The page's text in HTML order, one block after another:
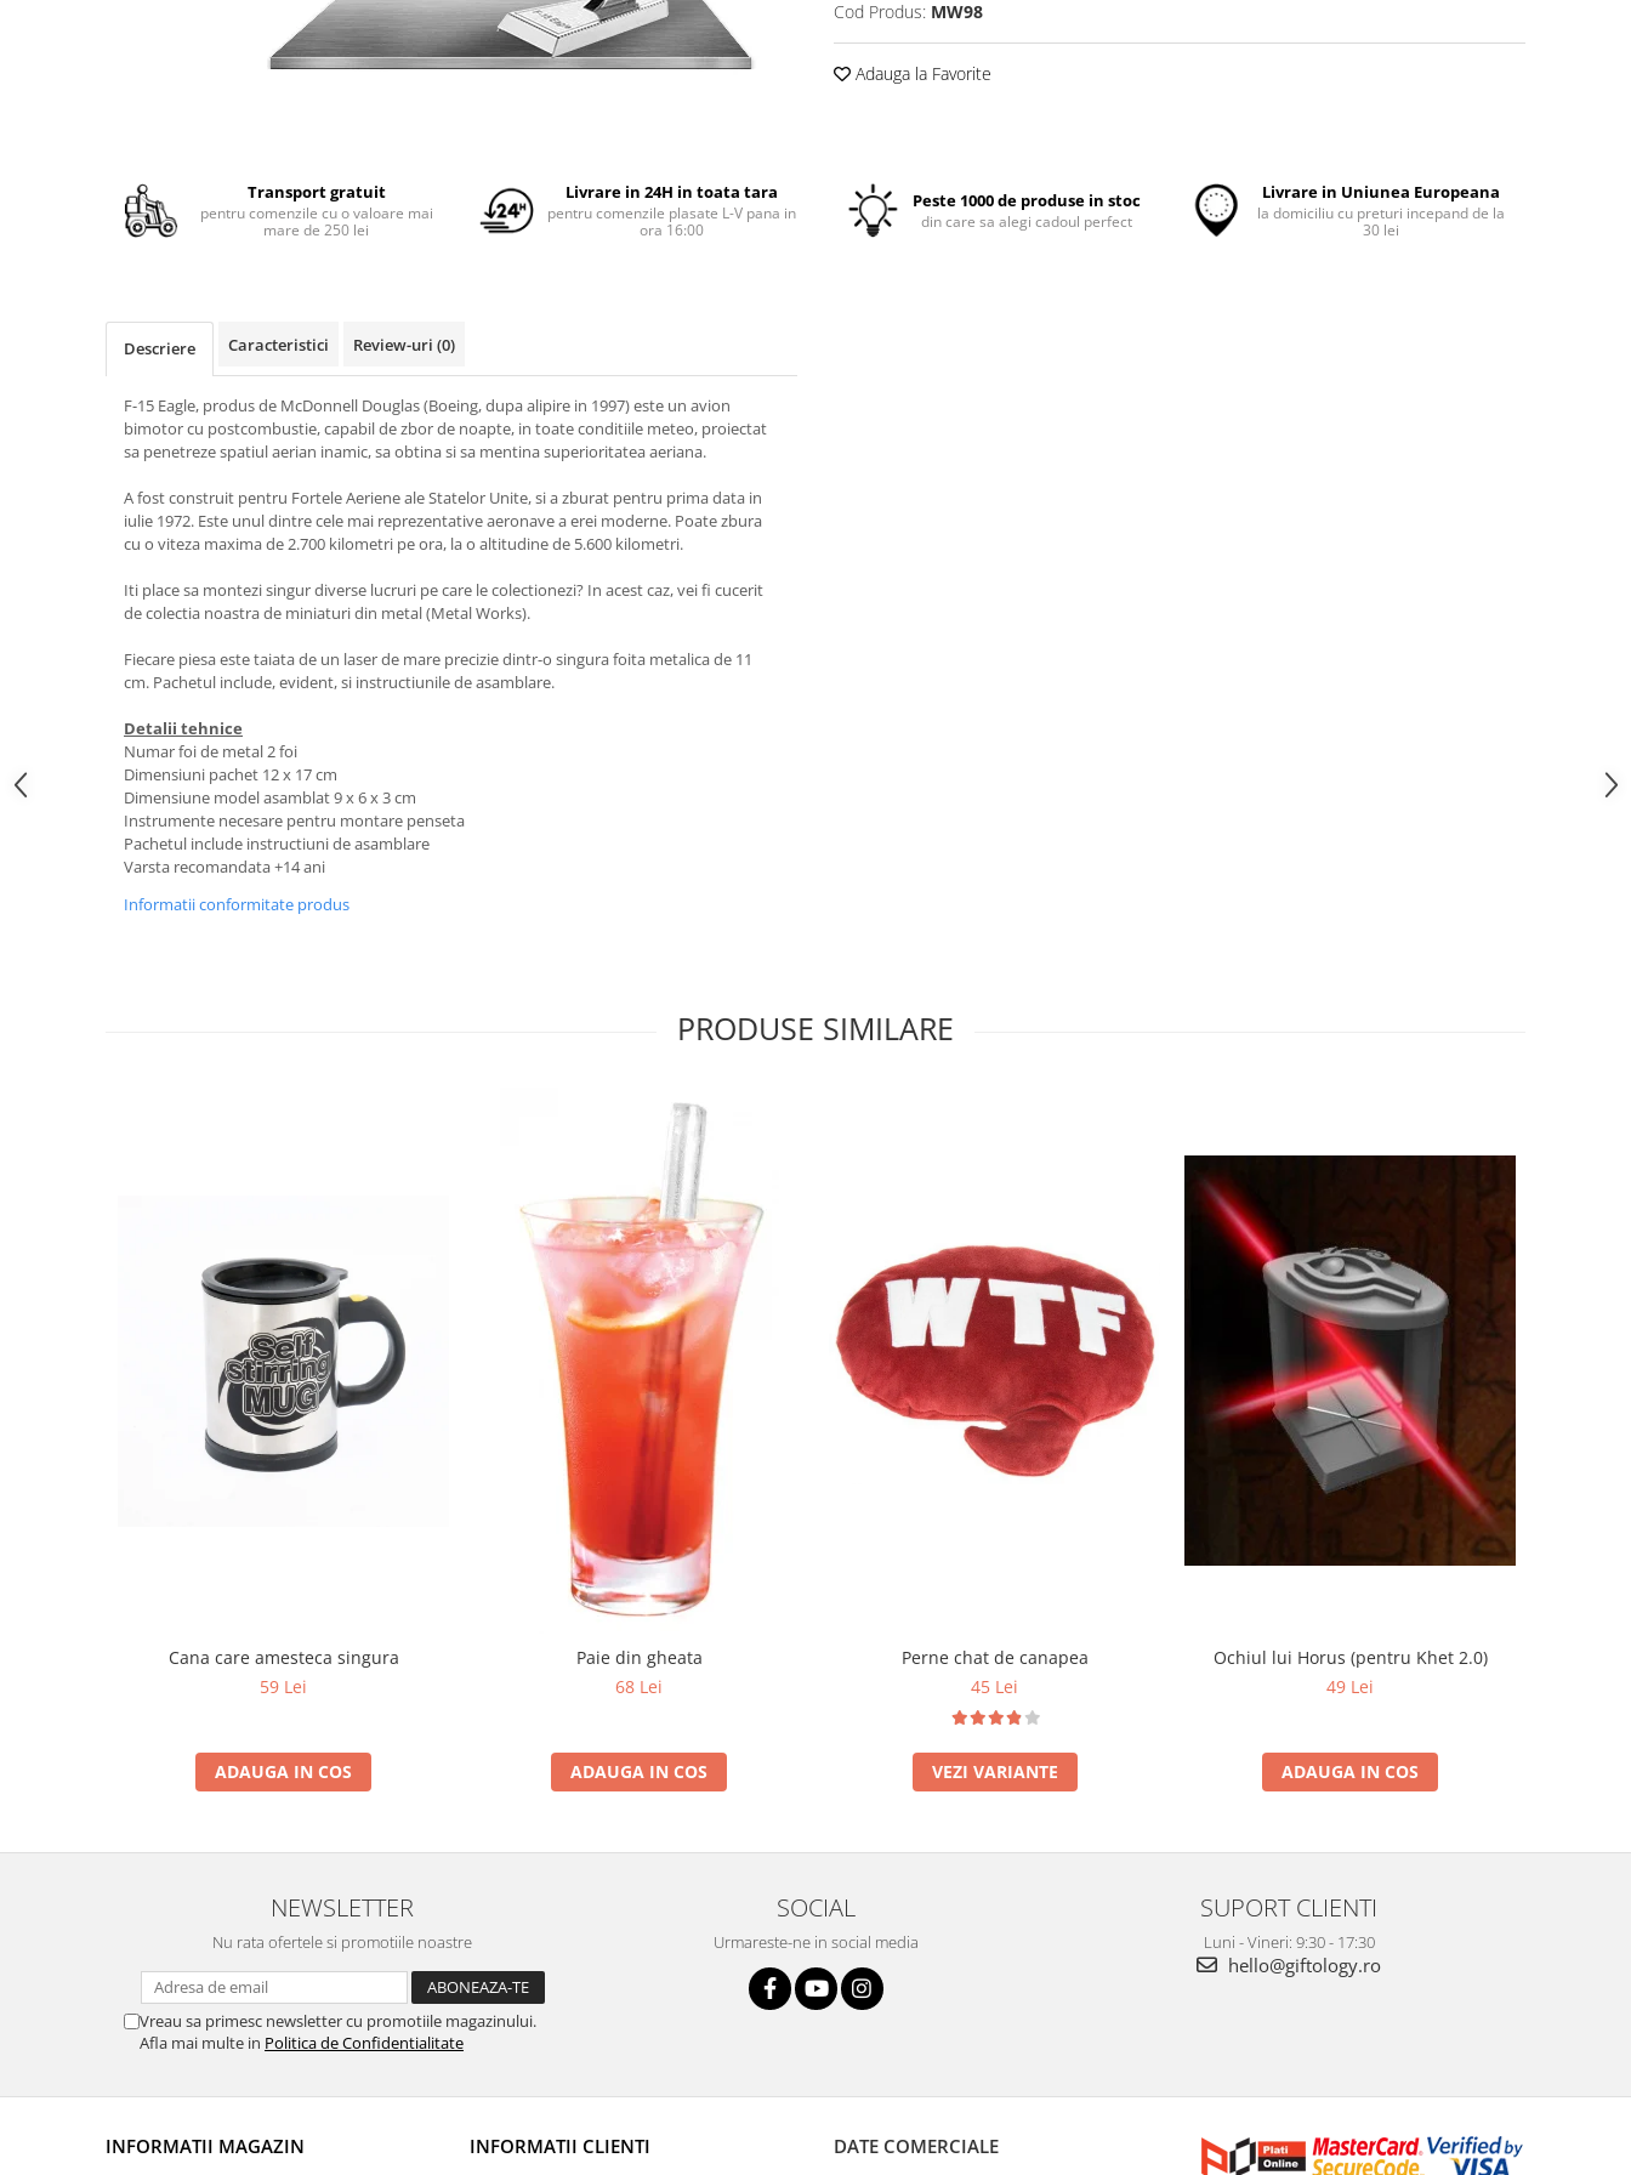
Cod Produs: MW98
Adauga la Favorite
Transport gratuit
pentru comenzile cu o valoare mai
mare de 250 lei
Livrare in 24H in toata tara
pentru comenzile plasate L-V pana in
ora 16:00
Peste 1000 de produse in stoc
din care sa alegi cadoul perfect
Livrare in Uniunea Europeana
la domiciliu cu preturi incepand de la
30 lei
Descriere Caracteristici Review-uri (0)
F-15 Eagle, produs de McDonnell Douglas (Boeing, dupa alipire in 1997) este un avion
bimotor cu postcombustie, capabil de zbor de noapte, in toate conditiile meteo, proiectat
sa penetreze spatiul aerian inamic, sa obtina si sa mentina superioritatea aeriana.
A fost construit pentru Fortele Aeriene ale Statelor Unite, si a zburat pentru prima data in
iulie 1972. Este unul dintre cele mai reprezentative aeronave a erei moderne. Poate zbura
cu o viteza maxima de 2.700 kilometri pe ora, la o altitudine de 5.600 kilometri.
Iti place sa montezi singur diverse lucruri pe care le colectionezi? In acest caz, vei fi cucerit
de colectia noastra de miniaturi din metal (Metal Works).
Fiecare piesa este taiata de un laser de mare precizie dintr-o singura foita metalica de 11
cm. Pachetul include, evident, si instructiunile de asamblare.
Detalii tehnice
Numar foi de metal 2 foi
Dimensiuni pachet 12 x 17 cm
Dimensiune model asamblat 9 x 6 x 3 cm
Instrumente necesare pentru montare penseta
Pachetul include instructiuni de asamblare
Varsta recomandata +14 ani
Informatii conformitate produs
PRODUSE SIMILARE
Cana care amesteca singura
59 Lei
ADAUGA IN COS
Paie din gheata
68 Lei
ADAUGA IN COS
Perne chat de canapea
45 Lei
VEZI VARIANTE
Ochiul lui Horus (pentru Khet 2.0)
49 Lei
ADAUGA IN COS
NEWSLETTER
Nu rata ofertele si promotiile noastre
Vreau sa primesc newsletter cu promotiile magazinului.
Afla mai multe in Politica de Confidentialitate
SOCIAL
Urmareste-ne in social media
SUPORT CLIENTI
Luni - Vineri: 9:30 - 17:30
hello@giftology.ro
INFORMATII MAGAZIN INFORMATII CLIENTI DATE COMERCIALE